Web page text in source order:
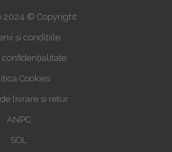
2024 © Copyright
și condițiile
confidențialitate
Cookies
livrare si retur
ANPC
SOL